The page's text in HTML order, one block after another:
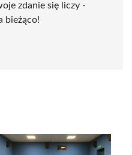
zdanie się liczy -
bieżąco!